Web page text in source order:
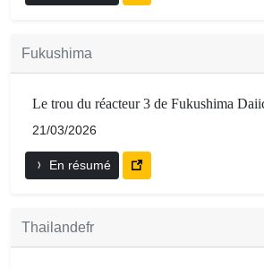
Fukushima
Le trou du réacteur 3 de Fukushima
21/03/2026
En résumé
Thailandefr